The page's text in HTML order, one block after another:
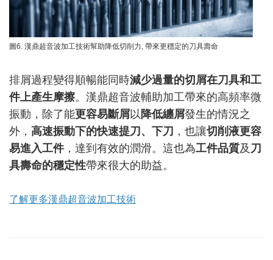
圖6. 漢鼎超音波加工技術幫助降低切削力, 帶來更穩定的刀具壽命
排屑過程變得順暢能同時減少過量的切屑在刀具和工
件上產生摩擦。漢鼎超音波輔助加工帶來的高頻率微
振動，除了能更容易斷屑以 降低纏屑發生的情況之
外， 高速振動下的快速提刀、下刀 ，也讓切削液更容
易進入工件，達到有效的潤滑。這也為工件品質及 刀
具壽命的穩定性帶來很大的助益。
了解更多漢鼎超音波加工技術